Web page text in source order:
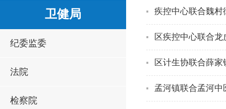
卫健局
纪委监委
法院
检察院
疾控中心联合魏
区疾控中心联合
区计生协联合薛
孟河镇联合孟河